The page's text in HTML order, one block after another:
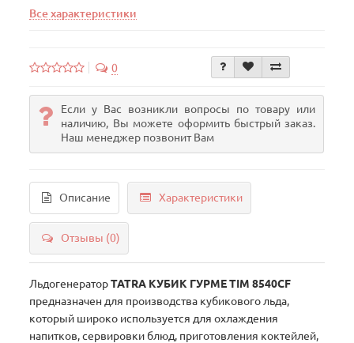
Все характеристики
0
Если у Вас возникли вопросы по товару или
наличию, Вы можете оформить быстрый заказ.
Наш менеджер позвонит Вам
Описание Характеристики
Отзывы (0)
ЛьдогенераторTATRA КУБИК ГУРМЕ TIM 8540CF
предназначен для производства кубикового льда,
который широко используется для охлаждения
напитков, сервировки блюд, приготовления коктейлей,